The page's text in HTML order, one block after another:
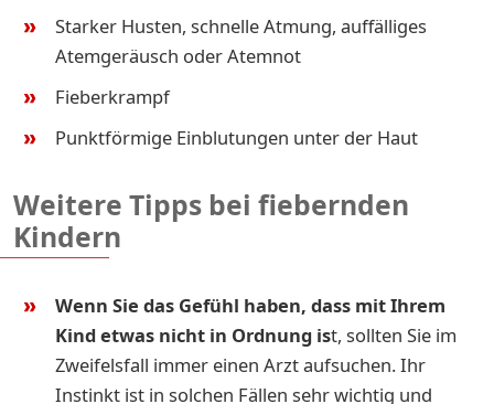
Starker Husten, schnelle Atmung, auffälliges
Atemgeräusch oder Atemnot
Fieberkrampf
Punktförmige Einblutungen unter der Haut
Weitere Tipps bei fiebernden
Kindern
Wenn Sie das Gefühl haben, dass mit Ihrem
Kind etwas nicht in Ordnung ist, sollten Sie im
Zweifelsfall immer einen Arzt aufsuchen. Ihr
Instinkt ist in solchen Fällen sehr wichtig und